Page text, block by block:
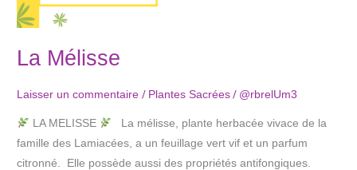
La Mélisse
Laisser un commentaire / Plantes Sacrées / @rbrelUm3
LA MELISSE
La mélisse, plante herbacée vivace de la
famille des Lamiacées, a un feuillage vert vif et un parfum
citronné. Elle possède aussi des propriétés antifongiques.